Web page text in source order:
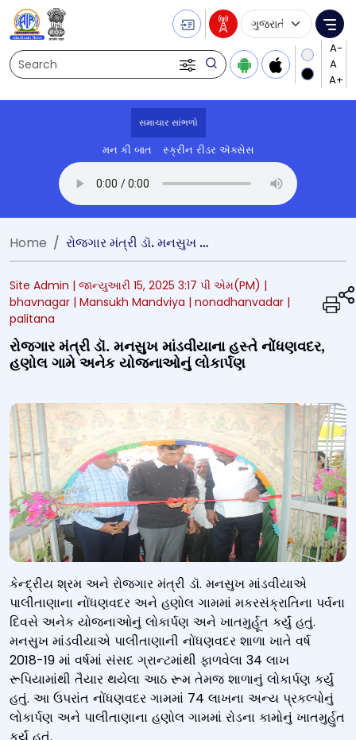
Search
Language
સમાચાર સાંભળો
મન કી બાત સ્ક્રીન રીડર ઍક્સેસ
Home રોજગાર મંત્રી ડૉ. મનસુખ માંડવીયાના હસ્તે નોંધણવદર, હણોલ ગામે અનેક યોજનાઓનું લોકાર્પણ
Site Admin | જાન્યુઆરી 15, 2025 3:17 પી એમ(PM) |
bhavnagar | Mansukh Mandviya | nonadhanvadar |
palitana
રોજગાર મંત્રી ડૉ. મનસુખ માંડવીયાના હસ્તે નોંધણવદર,
હણોલ ગામે અનેક યોજનાઓનું લોકાર્પણ
કેન્દ્રીય શ્રમ અને રોજગાર મંત્રી ડૉ. મનસુખ માંડવીયાએ
પાલીતાણાના નોંધણવદર અને હણોલ ગામમાં મકરસંક્રાતિના પર્વના
દિવસે અનેક યોજનાઓનું લોકાર્પણ અને ખાતમુર્હૂત કર્યું હતું.
મનસુખ માંડવીયાએ પાલીતાણાની નોંધણવદર શાળા ખાતે વર્ષ
2018-19 માં વર્ષમાં સંસદ ગ્રાન્ટમાંથી ફાળવેલા 34 લાખ
રૂપિયામાંથી તૈયાર થયેલા આઠ રૂમ તેમજ શાળાનું લોકાર્પણ કર્યું
હતું. આ ઉપરાંત નોંધણવદર ગામમાં 74 લાખના અન્ય પ્રકલ્પોનું
લોકાર્પણ અને પાલીતાણાના હણોલ ગામમાં રોડના કામોનું ખાતમુર્હુત